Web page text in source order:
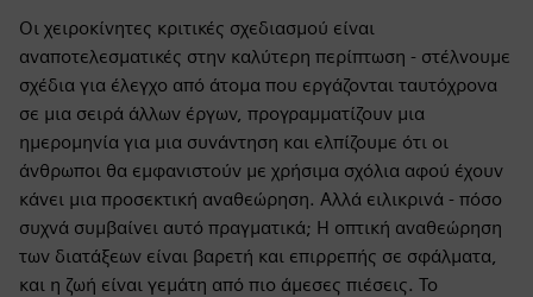
Οι χειροκίνητες κριτικές σχεδιασμού είναι
αναποτελεσματικές στην καλύτερη περίπτωση - στέλνουμε
σχέδια για έλεγχο από άτομα που εργάζονται ταυτόχρονα
σε μια σειρά άλλων έργων, προγραμματίζουν μια
ημερομηνία για μια συνάντηση και ελπίζουμε ότι οι
άνθρωποι θα εμφανιστούν με χρήσιμα σχόλια αφού έχουν
κάνει μια προσεκτική αναθεώρηση. Αλλά ειλικρινά - πόσο
συχνά συμβαίνει αυτό πραγματικά; Η οπτική αναθεώρηση
των διατάξεων είναι βαρετή και επιρρεπής σε σφάλματα,
και η ζωή είναι γεμάτη από πιο άμεσες πιέσεις. Το